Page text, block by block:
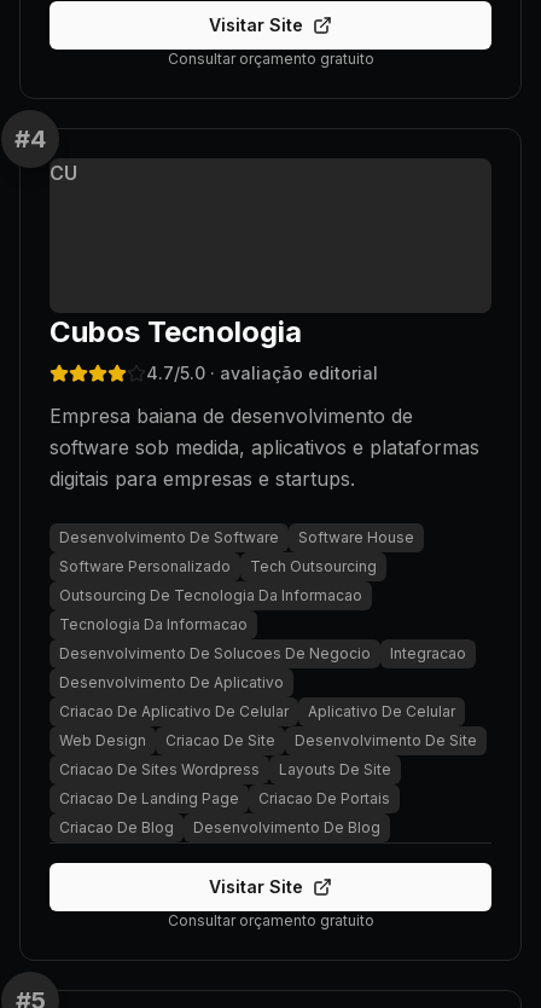
Visitar Site
Consultar orçamento gratuito
#4
CU
Cubos Tecnologia
4.7/5.0 · avaliação editorial
Empresa baiana de desenvolvimento de
software sob medida, aplicativos e plataformas
digitais para empresas e startups.
Desenvolvimento De Software
Software House
Software Personalizado
Tech Outsourcing
Outsourcing De Tecnologia Da Informacao
Tecnologia Da Informacao
Desenvolvimento De Solucoes De Negocio
Integracao
Desenvolvimento De Aplicativo
Criacao De Aplicativo De Celular
Aplicativo De Celular
Web Design
Criacao De Site
Desenvolvimento De Site
Criacao De Sites Wordpress
Layouts De Site
Criacao De Landing Page
Criacao De Portais
Criacao De Blog
Desenvolvimento De Blog
Visitar Site
Consultar orçamento gratuito
#5